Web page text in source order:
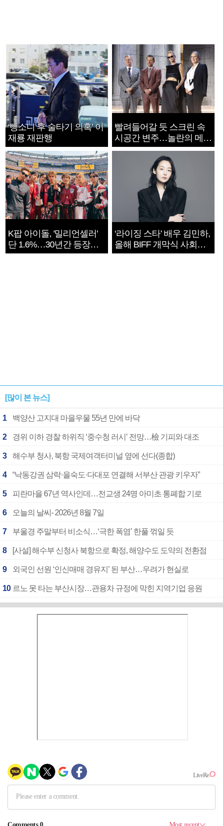
‘뺑소니 후 술타기 의혹’ 이
재룡 재판행
빨려들어갈 듯 스크린 속
시공간 변주…놀란의 메시
지는 ‘전쟁 속죄’
K팝 아이돌, '밀리언셀러'
단 1.6%…30년간 등장
1182개팀 전수조사
‘라이징 스타’ 배우 김민하,
올해 BIFF 개막식 사회자
확정
[많이 본 뉴스]
1 백양산 고지대 마을우물 55년 만에 바닥
2 경위 이하 경찰 하위직 ‘중수청 러시’ 전망…檢 기피와 대조
3 해수부 청사, 북항 국제여객터미널 옆에 선다(종합)
4 “낙동강권 삼락·을숙도·다대포 연결해 서부산 관광 키우자”
5 피란마을 67년 역사인데…전교생 24명 아미초 통폐합 기로
6 오늘의 날씨- 2026년 8월 7일
7 부울경 주말부터 비소식…‘극한 폭염’ 한풀 꺾일 듯
8 [사설] 해수부 신청사 북항으로 확정, 해양수도 도약의 전환점
9 외국인 선원 ‘인신매매 경유지’ 된 부산…우려가 현실로
10 르노 못 타는 부산시장…관용차 규정에 막힌 지역기업 응원